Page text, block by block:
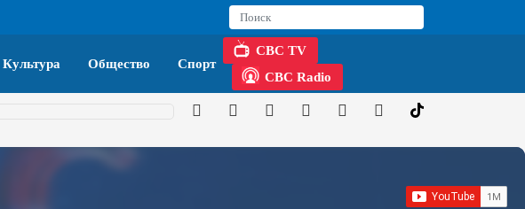
Культура Общество Спорт
CBC TV
CBC Radio